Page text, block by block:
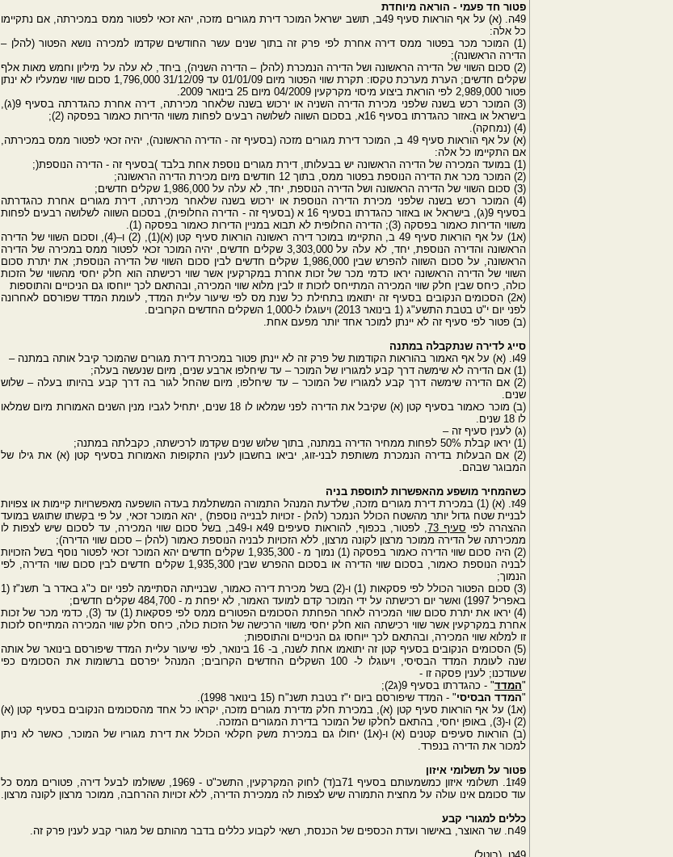
פטור חד פעמי - הוראה מיוחדת
49ה. (א) על אף הוראות סעיף 49ב, תושב ישראל המוכר דירת מגורים מזכה, יהא זכאי לפטור ממס במכירתה, אם נתקיימו
כל אלה:
(1) המוכר מכר בפטור ממס דירה אחרת לפי פרק זה בתוך שנים עשר החודשים שקדמו למכירה נושא הפטור (להלן –
הדירה הראשונה);
(2) סכום השווי של הדירה הראשונה ושל הדירה הנמכרת (להלן – הדירה השניה), ביחד, לא עלה על מיליון וחמש מאות אלף
שקלים חדשים; הערת מערכת טקסו: תקרת שווי הפטור מיום 01/01/09 עד 31/12/09 1,796,000 סכום שווי שמעליו לא ינתן
פטור 2,989,000 לפי הוראת ביצוע מיסוי מקרקעין 04/2009 מיום 25 בינואר 2009.
(3) המוכר רכש בשנה שלפני מכירת הדירה השניה או ירכוש בשנה שלאחר מכירתה, דירה אחרת כהגדרתה בסעיף 9(ג),
בישראל או באזור כהגדרתו בסעיף 16א, בסכום השווה לשלושה רבעים לפחות משווי הדירות כאמור בפסקה (2);
(4) (נמחקה).
(א) על אף הוראות סעיף 49 ב, המוכר דירת מגורים מזכה (בסעיף זה - הדירה הראשונה), יהיה זכאי לפטור ממס במכירתה,
אם התקיימו כל אלה:
(1) במועד המכירה של הדירה הראשונה יש בבעלותו, דירת מגורים נוספת אחת בלבד )בסעיף זה - הדירה הנוספת(;
(2) המוכר מכר את הדירה הנוספת בפטור ממס, בתוך 12 חודשים מיום מכירת הדירה הראשונה;
(3) סכום השווי של הדירה הראשונה ושל הדירה הנוספת, יחד, לא עלה על 1,986,000 שקלים חדשים;
(4) המוכר רכש בשנה שלפני מכירת הדירה הנוספת או ירכוש בשנה שלאחר מכירתה, דירת מגורים אחרת כהגדרתה
בסעיף 9(ג), בישראל או באזור כהגדרתו בסעיף 16 א (בסעיף זה - הדירה החלופית), בסכום השווה לשלושה רבעים לפחות
משווי הדירות כאמור בפסקה (3); הדירה החלופית לא תבוא במניין הדירות כאמור בפסקה (1).
(א1) על אף הוראות סעיף 49 ב, התקיימו במוכר דירה ראשונה הוראות סעיף קטן (א)(1), (2) ו–(4), וסכום השווי של הדירה
הראשונה והדירה הנוספת, יחד, לא עלה על 3,303,000 שקלים חדשים, יהיה המוכר זכאי לפטור ממס במכירה של הדירה
הראשונה, על סכום השווה להפרש שבין 1,986,000 שקלים חדשים לבין סכום השווי של הדירה הנוספת; את יתרת סכום
השווי של הדירה הראשונה יראו כדמי מכר של זכות אחרת במקרקעין אשר שווי רכישתה הוא חלק יחסי מהשווי של הזכות
כולה, כיחס שבין חלק שווי המכירה המתייחס לזכות זו לבין מלוא שווי המכירה, ובהתאם לכך ייוחסו גם הניכויים והתוספות
(א2) הסכומים הנקובים בסעיף זה יתואמו בתחילת כל שנת מס לפי שיעור עליית המדד, לעומת המדד שפורסם לאחרונה
לפני יום י"ט בטבת התשע"ג (1 בינואר 2013) ויעוגלו ל-1,000 השקלים החדשים הקרובים.
(ב) פטור לפי סעיף זה לא יינתן למוכר אחד יותר מפעם אחת.
סייג לדירה שנתקבלה במתנה
49ו. (א) על אף האמור בהוראות הקודמות של פרק זה לא יינתן פטור במכירת דירת מגורים שהמוכר קיבל אותה במתנה –
(1) אם הדירה לא שימשה דרך קבע למגוריו של המוכר – עד שיחלפו ארבע שנים, מיום שנעשה בעלה;
(2) אם הדירה שימשה דרך קבע למגוריו של המוכר – עד שיחלפו, מיום שהחל לגור בה דרך קבע בהיותו בעלה – שלוש
שנים.
(ב) מוכר כאמור בסעיף קטן (א) שקיבל את הדירה לפני שמלאו לו 18 שנים, יתחיל לגביו מנין השנים האמורות מיום שמלאו
לו 18 שנים.
(ג) לענין סעיף זה –
(1) יראו קבלת 50% לפחות ממחיר הדירה במתנה, בתוך שלוש שנים שקדמו לרכישתה, כקבלתה במתנה;
(2) אם הבעלות בדירה הנמכרת משותפת לבני-זוג, יביאו בחשבון לענין התקופות האמורות בסעיף קטן (א) את גילו של
המבוגר שבהם.
כשהמחיר מושפע מהאפשרות לתוספת בניה
49ז. (א) (1) במכירת דירת מגורים מזכה, שלדעת המנהל התמורה המשתלמת בעדה הושפעה מאפשרויות קיימות או צפויות
לבניית שטח גדול יותר מהשטח הכולל הנמכר (להלן - זכויות לבנייה נוספת) , יהא המוכר זכאי, על פי בקשתו שתוגש במועד
ההצהרה לפי סעיף 73
, לפטור, בכפוף, להוראות סעיפים 49א ו-49ב, בשל סכום שווי המכירה, עד לסכום שיש לצפות לו
ממכירתה של הדירה ממוכר מרצון לקונה מרצון, ללא הזכויות לבניה הנוספת כאמור (להלן – סכום שווי הדירה);
(2) היה סכום שווי הדירה כאמור בפסקה (1) נמוך מ - 1,935,300 שקלים חדשים יהא המוכר זכאי לפטור נוסף בשל הזכויות
לבניה הנוספת כאמור, בסכום שווי הדירה או בסכום ההפרש שבין 1,935,300 שקלים חדשים לבין סכום שווי הדירה, לפי
הנמוך;
(3) סכום הפטור הכולל לפי פסקאות (1) ו-(2) בשל מכירת דירה כאמור, שבנייתה הסתיימה לפני יום כ"ג באדר ב' תשנ"ז (1
באפריל 1997) ואשר יום רכישתה על ידי המוכר קדם למועד האמור, לא יפחת מ - 484,700 שקלים חדשים;
(4) יראו את יתרת סכום שווי המכירה לאחר הפחתת הסכומים הפטורים ממס לפי פסקאות (1) עד (3), כדמי מכר של זכות
אחרת במקרקעין אשר שווי רכישתה הוא חלק יחסי משווי הרכישה של הזכות כולה, כיחס חלק שווי המכירה המתייחס לזכות
זו למלוא שווי המכירה, ובהתאם לכך ייוחסו גם הניכויים והתוספות;
(5) הסכומים הנקובים בסעיף קטן זה יתואמו אחת לשנה, ב- 16 בינואר, לפי שיעור עליית המדד שיפורסם בינואר של אותה
שנה לעומת המדד הבסיסי, ויעוגלו ל- 100 השקלים החדשים הקרובים; המנהל יפרסם ברשומות את הסכומים כפי
שעודכנו; לענין פסקה זו -
"המדד" - כהגדרתו בסעיף 9(ג2);
"המדד הבסיסי" - המדד שיפורסם ביום י"ז בטבת תשנ"ח (15 בינואר 1998).
(א1) על אף הוראות סעיף קטן (א), במכירת חלק מדירת מגורים מזכה, יקראו כל אחד מהסכומים הנקובים בסעיף קטן (א)
(2) ו-(3), באופן יחסי, בהתאם לחלקו של המוכר בדירת המגורים המזכה.
(ב) הוראות סעיפים קטנים (א) ו-(א1) יחולו גם במכירת משק חקלאי הכולל את דירת מגוריו של המוכר, כאשר לא ניתן
למכור את הדירה בנפרד.
פטור על תשלומי איזון
49ז1. תשלומי איזון כמשמעותם בסעיף 71ב(ד) לחוק המקרקעין, התשכ"ט - 1969, ששולמו לבעל דירה, פטורים ממס כל
עוד סכומם אינו עולה על מחצית התמורה שיש לצפות לה ממכירת הדירה, ללא זכויות ההרחבה, ממוכר מרצון לקונה מרצון.
כללים למגורי קבע
49ח. שר האוצר, באישור ועדת הכספים של הכנסת, רשאי לקבוע כללים בדבר מהותם של מגורי קבע לענין פרק זה.